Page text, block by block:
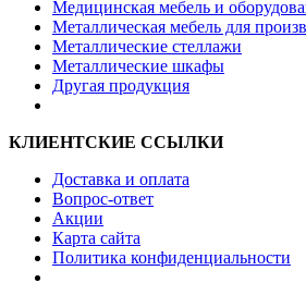
Медицинская мебель и
Металлическая мебель для
Металлические стеллажи
Металлические шкафы
Другая продукция
КЛИЕНТСКИЕ ССЫЛКИ
Доставка и оплата
Вопрос-ответ
Акции
Карта сайта
Политика конфиденциальности